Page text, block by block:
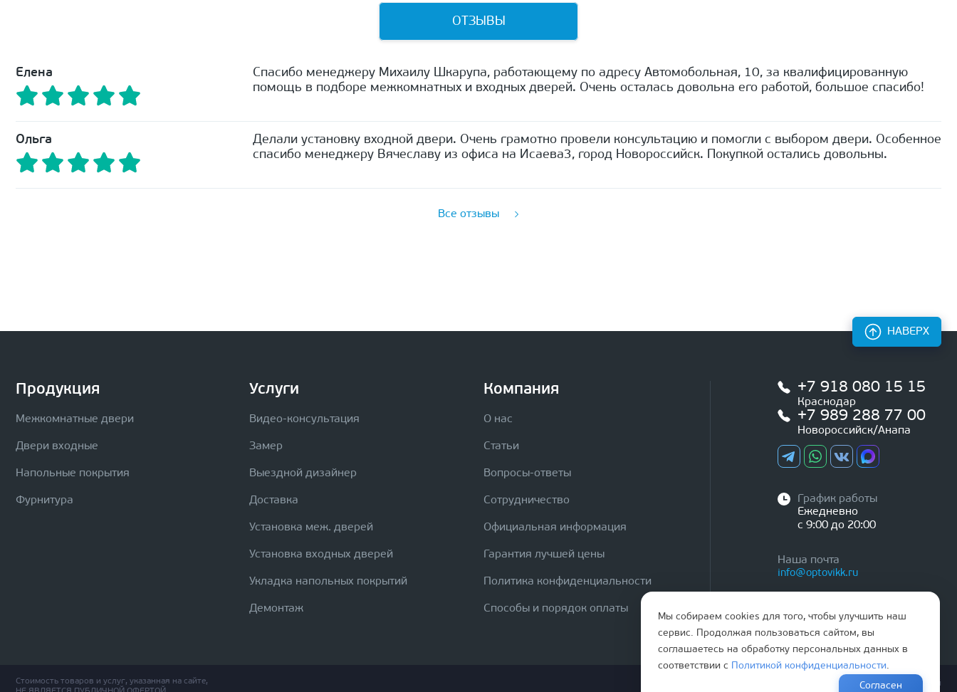
ОТЗЫВЫ
Елена
Спасибо менеджеру Михаилу Шкарупа, работающему по адресу Автомобольная, 10, за квалифицированную
помощь в подборе межкомнатных и входных дверей. Очень осталась довольна его работой, большое спасибо!
Ольга
Делали установку входной двери. Очень грамотно провели консультацию и помогли с выбором двери. Особенное
спасибо менеджеру Вячеславу из офиса на Исаева3, город Новороссийск. Покупкой остались довольны.
Все отзывы
Продукция
Межкомнатные двери
Двери входные
Напольные покрытия
Фурнитура
Услуги
Видео-консультация
Замер
Выездной дизайнер
Доставка
Установка меж. дверей
Установка входных дверей
Укладка напольных покрытий
Демонтаж
Компания
О нас
Статьи
Вопросы-ответы
Сотрудничество
Официальная информация
Гарантия лучшей цены
Политика конфиденциальности
Способы и порядок оплаты
+7 918 080 15 15
Краснодар
+7 989 288 77 00
Новороссийск/Анапа
График работы
Ежедневно
с 9:00 до 20:00
Наша почта
info@optovikk.ru
НАВЕРХ
Стоимость товаров и услуг, указанная на сайте,
Правила эксплутации входных и межкомнатных дверей
Мы собираем cookies для того, чтобы улучшить наш
сервис. Продолжая пользоваться сайтом, вы
соглашаетесь на обработку персональных данных в
соответствии с
Политикой конфиденциальности.
Согласен